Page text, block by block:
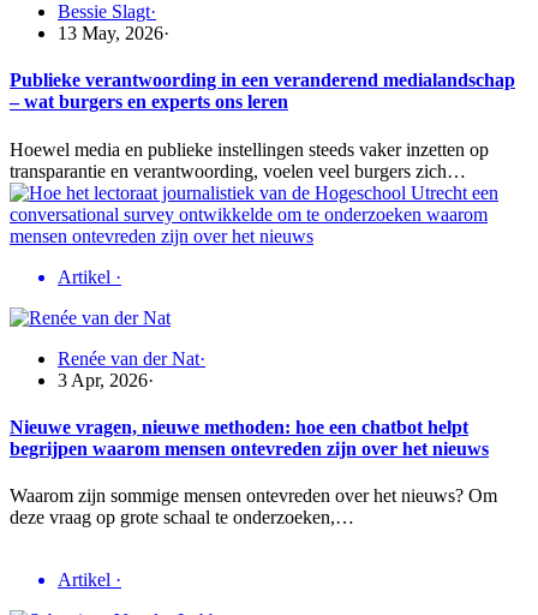
Bessie Slagt·
13 May, 2026·
Publieke verantwoording in een veranderend medialandschap
– wat burgers en experts ons leren
Hoewel media en publieke instellingen steeds vaker inzetten op
transparantie en verantwoording, voelen veel burgers zich…
Artikel ·
Renée van der Nat·
3 Apr, 2026·
Nieuwe vragen, nieuwe methoden: hoe een chatbot helpt
begrijpen waarom mensen ontevreden zijn over het nieuws
Waarom zijn sommige mensen ontevreden over het nieuws? Om
deze vraag op grote schaal te onderzoeken,…
Artikel ·